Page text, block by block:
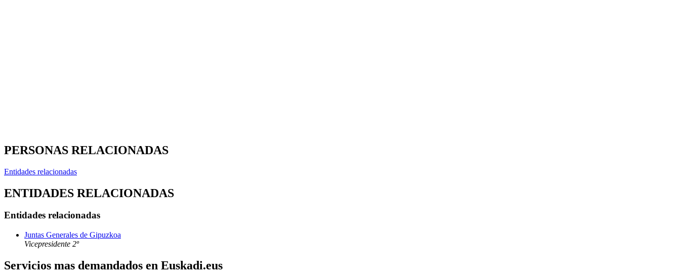
PERSONAS RELACIONADAS
Entidades relacionadas
ENTIDADES RELACIONADAS
Entidades relacionadas
Juntas Generales de Gipuzkoa
Vicepresidente 2º
Servicios mas demandados en Euskadi.eus